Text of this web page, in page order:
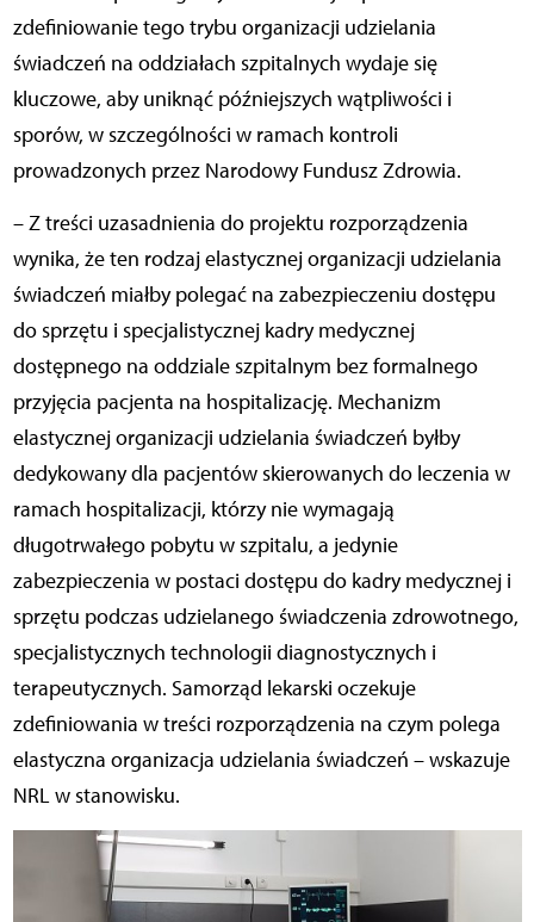
zdefiniowanie tego trybu organizacji udzielania
świadczeń na oddziałach szpitalnych wydaje się
kluczowe, aby uniknąć późniejszych wątpliwości i
sporów, w szczególności w ramach kontroli
prowadzonych przez Narodowy Fundusz Zdrowia.
– Z treści uzasadnienia do projektu rozporządzenia
wynika, że ten rodzaj elastycznej organizacji udzielania
świadczeń miałby polegać na zabezpieczeniu dostępu
do sprzętu i specjalistycznej kadry medycznej
dostępnego na oddziale szpitalnym bez formalnego
przyjęcia pacjenta na hospitalizację. Mechanizm
elastycznej organizacji udzielania świadczeń byłby
dedykowany dla pacjentów skierowanych do leczenia w
ramach hospitalizacji, którzy nie wymagają
długotrwałego pobytu w szpitalu, a jedynie
zabezpieczenia w postaci dostępu do kadry medycznej i
sprzętu podczas udzielanego świadczenia zdrowotnego,
specjalistycznych technologii diagnostycznych i
terapeutycznych. Samorząd lekarski oczekuje
zdefiniowania w treści rozporządzenia na czym polega
elastyczna organizacja udzielania świadczeń – wskazuje
NRL w stanowisku.